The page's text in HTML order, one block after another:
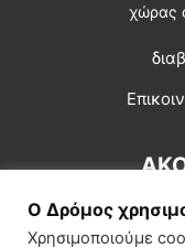
χώρας
Ο Δρόμος
Χρησιμοποιούμε